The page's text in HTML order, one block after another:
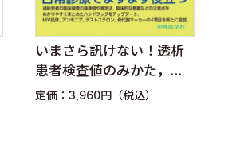
〈安井正人〉
いまさら訊けない！透析
患者検査値のみかた，考
えかた Ver.3
定価：3,960円（税込）